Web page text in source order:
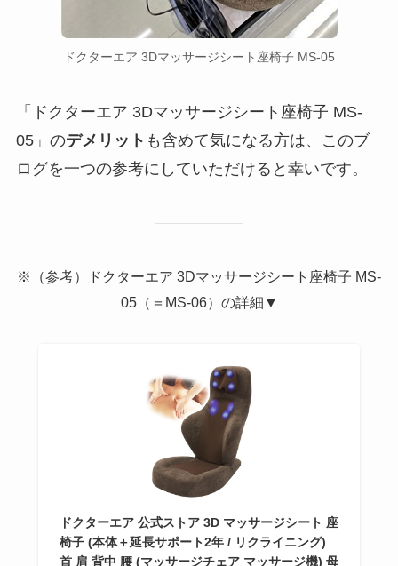
ドクターエア 3Dマッサージシート座椅子 MS-05
「ドクターエア 3Dマッサージシート座椅子 MS-
05」のデメリット も含めて気になる方は、このブ
ログを一つの参考にしていただけると幸いです。
※（参考）ドクターエア 3Dマッサージシート座椅子 MS-
05（＝MS-06）の詳細▼
ドクターエア 公式ストア 3D マッサージシート 座
椅子 (本体＋延長サポート2年 / リクライニング)
首 肩 背中 腰 (マッサージチェア マッサージ機) 母